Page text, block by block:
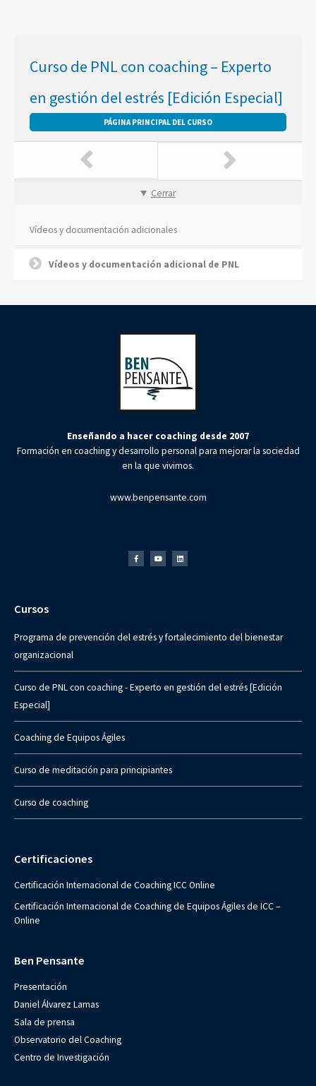
Curso de PNL con coaching – Experto
en gestión del estrés [Edición Especial]
Cerrar
Vídeos y documentación adicionales
Vídeos y documentación adicional de PNL
Enseñando a hacer coaching desde 2007
Formación en coaching y desarrollo personal para mejorar la sociedad
en la que vivimos.
www.benpensante.com
Cursos
Programa de prevención del estrés y fortalecimiento del bienestar
organizacional
Curso de PNL con coaching - Experto en gestión del estrés [Edición
Especial]
Coaching de Equipos Ágiles
Curso de meditación para principiantes
Curso de coaching
Certificaciones
Certificación Internacional de Coaching ICC Online
Certificación Internacional de Coaching de Equipos Ágiles de ICC –
Online
Ben Pensante
Presentación
Daniel Álvarez Lamas
Sala de prensa
Observatorio del Coaching
Centro de Investigación